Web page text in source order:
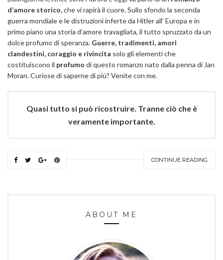
d’amore storico,che vi rapirà il cuore. Sullo sfondo la seconda
guerra mondiale e le distruzioni inferte da Hitler all’ Europa e in
primo piano una storia d’amore travagliata, il tutto spruzzato da un
dolce profumo di speranza. Guerre, tradimenti, amori
clandestini, coraggio e rivincita solo gli elementi che
costituiscono il profumo di questo romanzo nato dalla penna di Jan
Moran. Curiose di saperne di più? Venite con me.
Quasi tutto si può ricostruire. Tranne ciò che è
veramente importante.
CONTINUE READING
ABOUT ME